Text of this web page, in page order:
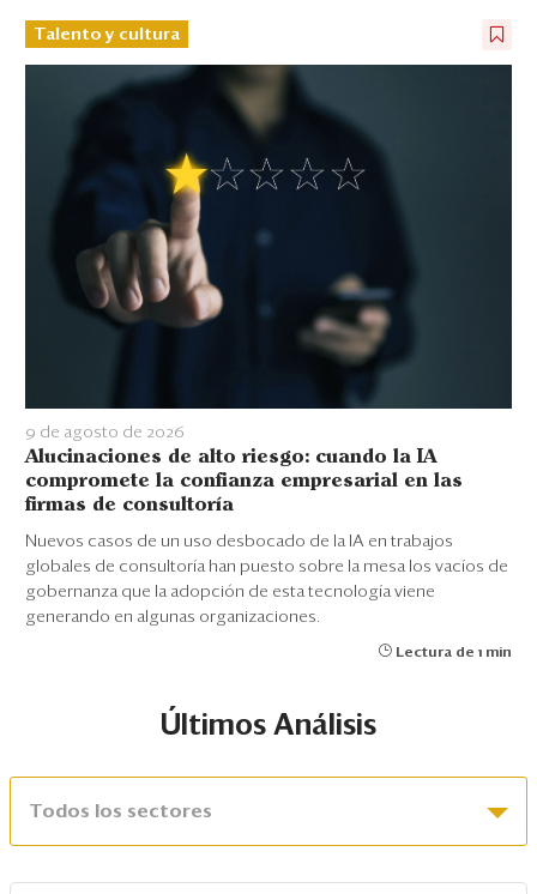
Talento y cultura
9 de agosto de 2026
Alucinaciones de alto riesgo: cuando la IA
compromete la confianza empresarial en las
firmas de consultoría
Nuevos casos de un uso desbocado de la IA en trabajos
globales de consultoría han puesto sobre la mesa los vacíos de
gobernanza que la adopción de esta tecnología viene
generando en algunas organizaciones.
Lectura de 1 min
Últimos Análisis
Todos los sectores